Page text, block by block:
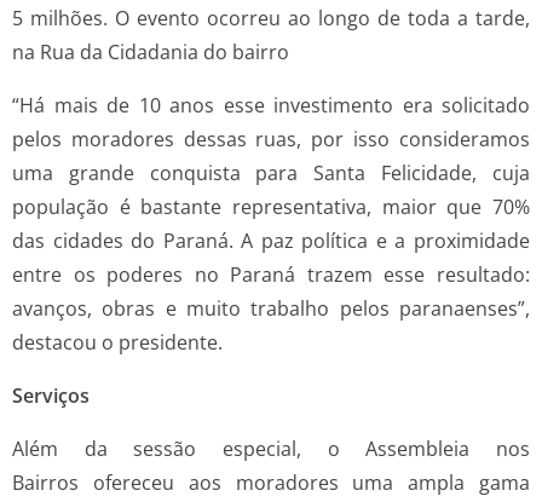
5 milhões. O evento ocorreu ao longo de toda a tarde,
na Rua da Cidadania do bairro
“Há mais de 10 anos esse investimento era solicitado
pelos moradores dessas ruas, por isso consideramos
uma grande conquista para Santa Felicidade, cuja
população é bastante representativa, maior que 70%
das cidades do Paraná. A paz política e a proximidade
entre os poderes no Paraná trazem esse resultado:
avanços, obras e muito trabalho pelos paranaenses”,
destacou o presidente.
Serviços
Além da sessão especial, o Assembleia nos
Bairros ofereceu aos moradores uma ampla gama